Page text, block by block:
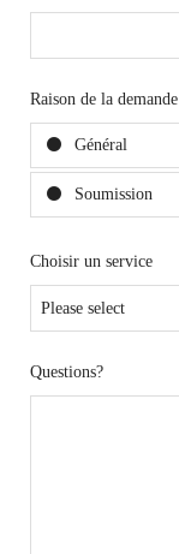
Raison de la demande
Général
Soumission
Choisir un service
Questions?